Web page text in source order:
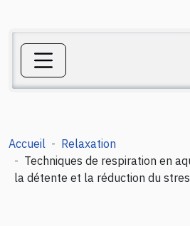
Accueil
Relaxation
Techniques de respiration en
la détente et la réduction du